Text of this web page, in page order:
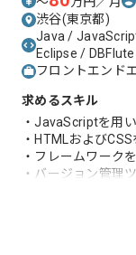
渋谷(東京都)
Java /
Eclipse /
フロントエンド
求めるスキル
・JavaScriptを用
・HTMLおよび
・フレームワーク
・バージョン管理